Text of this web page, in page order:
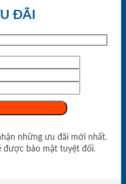
ĐÃI
những ưu đãi mới nhất.
được bảo mật tuyệt đối.